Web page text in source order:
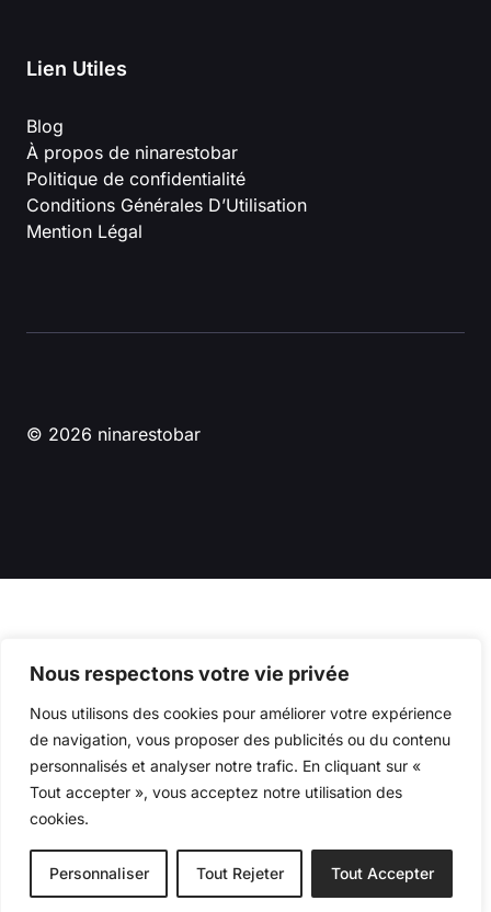
Nous respectons votre vie privée
Nous utilisons des cookies pour améliorer votre expérience
de navigation, vous proposer des publicités ou du contenu
personnalisés et analyser notre trafic. En cliquant sur «
Tout accepter », vous acceptez notre utilisation des
cookies.
Personnaliser Tout Rejeter Tout Accepter
Lien Utiles
Blog
À propos de ninarestobar
Politique de confidentialité
Conditions Générales D’Utilisation
Mention Légal
© 2026 ninarestobar